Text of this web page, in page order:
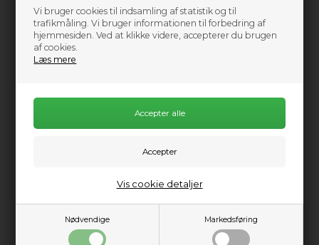
Vi bruger cookies til indsamling af statistik og til
trafikmåling. Vi bruger informationen til forbedring af
hjemmesiden. Ved at klikke videre, accepterer du brugen
af cookies.
Læs mere
Nødvendige Markedsføring
Vis cookie detaljer
Reflex leverer en afbalanceret og inspirerende køreoplevelse.
Du får:
Fantastisk balance mellem fart, kontrol og komfort
REFLEX VS. VORTEX